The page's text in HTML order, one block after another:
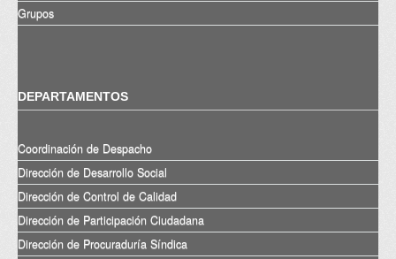
Grupos
DEPARTAMENTOS
Coordinación de Despacho
Dirección de Desarrollo Social
Dirección de Control de Calidad
Dirección de Participación Ciudadana
Dirección de Procuraduría Síndica